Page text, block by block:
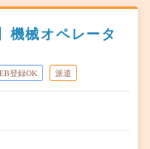
機械オペレータ
登録OK 派遣